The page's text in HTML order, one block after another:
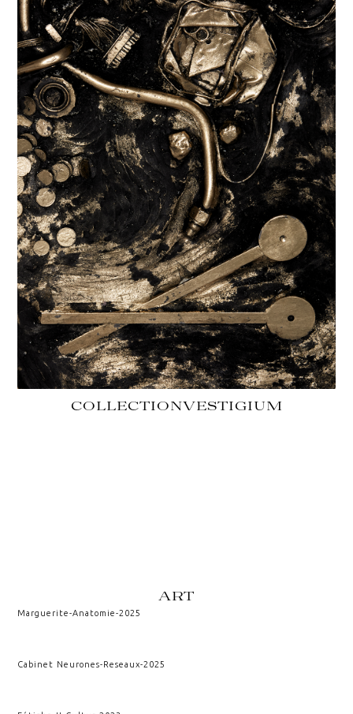
COLLECTIONVESTIGIUM
ART
Marguerite-Anatomie-2025
Cabinet Neurones-Reseaux-2025